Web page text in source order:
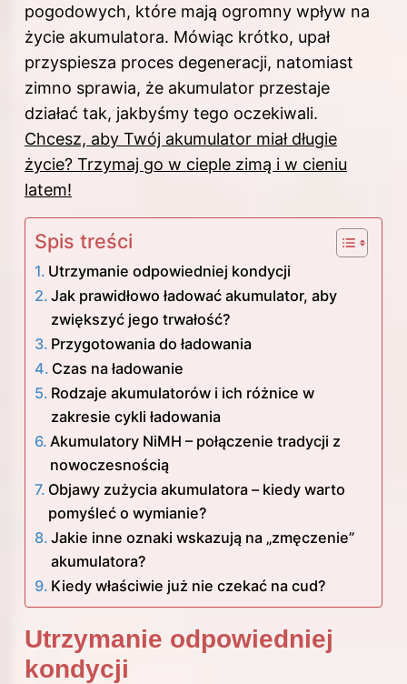
pogodowych, które mają ogromny wpływ na
życie akumulatora. Mówiąc krótko, upał
przyspiesza proces degeneracji, natomiast
zimno sprawia, że akumulator przestaje
działać tak, jakbyśmy tego oczekiwali.
Chcesz, aby Twój akumulator miał długie
życie? Trzymaj go w cieple zimą i w cieniu
latem!
Spis treści
Utrzymanie odpowiedniej kondycji
Jak prawidłowo ładować akumulator, aby
zwiększyć jego trwałość?
Przygotowania do ładowania
Czas na ładowanie
Rodzaje akumulatorów i ich różnice w
zakresie cykli ładowania
Akumulatory NiMH – połączenie tradycji z
nowoczesnością
Objawy zużycia akumulatora – kiedy warto
pomyśleć o wymianie?
Jakie inne oznaki wskazują na „zmęczenie”
akumulatora?
Kiedy właściwie już nie czekać na cud?
Utrzymanie odpowiedniej
kondycji